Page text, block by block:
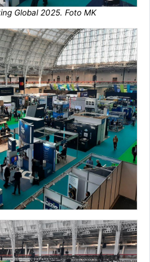
Global 2025. Foto MK